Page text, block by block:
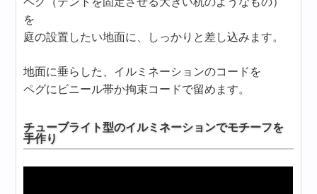
を
庭の設置したい地面に、しっかりと差し込みます。
地面に垂らした、イルミネーションのコードを
ペグにビニール帯か拘束コードで留めます。
チューブライト型のイルミネーションでモチーフを
手作り